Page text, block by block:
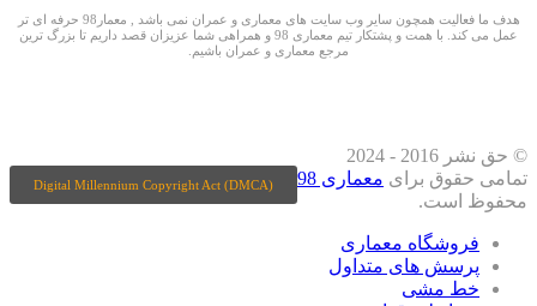
هدف ما فعالیت همچون سایر وب سایت های معماری و عمران نمی باشد , معمار98 حرفه ای تر
عمل می کند. با همت و پشتکار تیم معماری 98 و همراهی شما عزیزان قصد داریم تا بزرگ ترین
مرجع معماری و عمران باشیم.
Digital Millennium Copyright Act (DMCA)
© حق نشر 2016 - 2024
تمامی حقوق برای معماری 98
محفوظ است.
فروشگاه معماری
پرسش های متداول
خط مشی